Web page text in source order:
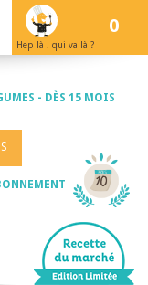
Hep là ! qui va là ?
0
- DÈS 15 MOIS